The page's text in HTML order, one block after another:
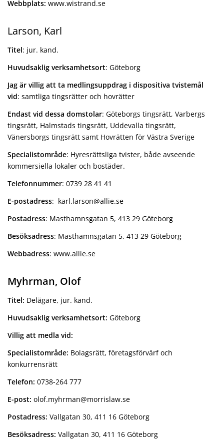
Webbplats: www.wistrand.se
Larson, Karl
Titel: jur. kand.
Huvudsaklig verksamhetsort: Göteborg
Jag är villig att ta medlingsuppdrag i dispositiva tvistemål
vid: samtliga tingsrätter och hovrätter
Endast vid dessa domstolar: Göteborgs tingsrätt, Varbergs
tingsrätt, Halmstads tingsrätt, Uddevalla tingsrätt,
Vänersborgs tingsrätt samt Hovrätten för Västra Sverige
Specialistområde: Hyresrättsliga tvister, både avseende
kommersiella lokaler och bostäder.
Telefonnummer: 0739 28 41 41
E-postadress: karl.larson@allie.se
Postadress: Masthamnsgatan 5, 413 29 Göteborg
Besöksadress: Masthamnsgatan 5, 413 29 Göteborg
Webbadress: www.allie.se
Myhrman, Olof
Titel: Delägare, jur. kand.
Huvudsaklig verksamhetsort: Göteborg
Villig att medla vid:
Specialistområde: Bolagsrätt, företagsförvärf och
konkurrensrätt
Telefon: 0738-264 777
E-post: olof.myhrman@morrislaw.se
Postadress: Vallgatan 30, 411 16 Göteborg
Besöksadress: Vallgatan 30, 411 16 Göteborg